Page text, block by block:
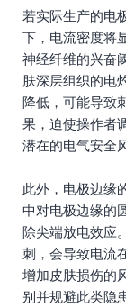
若实际生产的电
下，电流密度将
神经纤维的兴奋
肤深层组织的电
降低，可能导致
果，迫使操作者
潜在的电气安全
此外，电极边缘
中对电极边缘的
除尖端放电效应
刺，会导致电流
增加皮肤损伤的
别并规避此类隐